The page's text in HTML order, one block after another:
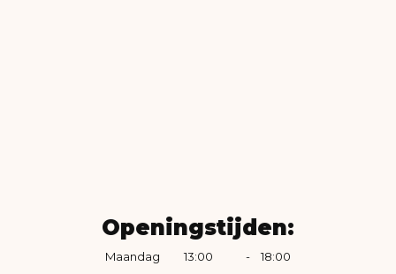
Openingstijden:
Maandag 13:00 -
18:00